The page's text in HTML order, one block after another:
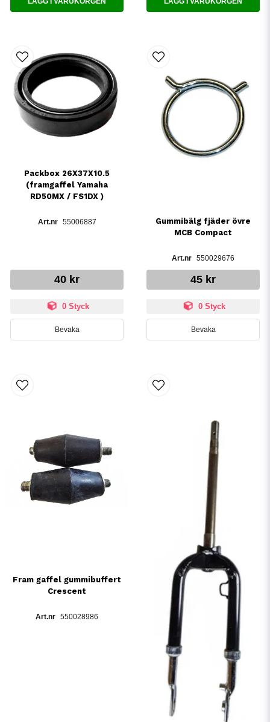
Packbox 26X37X10.5
(framgaffel Yamaha
RD50MX / FS1DX )
55006887
40 kr
0 Styck
Bevaka
Gummibälg fjäder övre
MCB Compact
550029676
45 kr
0 Styck
Bevaka
Fram gaffel gummibuffert
Crescent
550028986